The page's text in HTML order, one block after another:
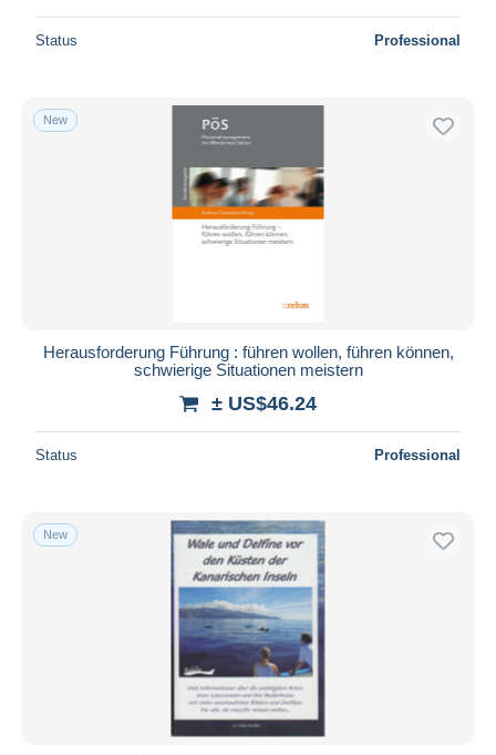
Status Professional
New
Herausforderung Führung : führen wollen, führen können,
schwierige Situationen meistern
± US$46.24
Status Professional
New